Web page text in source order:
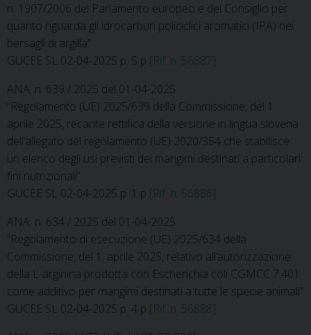
n. 1907/2006 del Parlamento europeo e del Consiglio per
quanto riguarda gli idrocarburi policiclici aromatici (IPA) nei
bersagli di argilla”
GUCEE SL 02-04-2025 p. 5 p [Rif. n. 56887]
ANA. n. 639 / 2025 del 01-04-2025
“Regolamento (UE) 2025/639 della Commissione, del 1.
aprile 2025, recante rettifica della versione in lingua slovena
dell’allegato del regolamento (UE) 2020/354 che stabilisce
un elenco degli usi previsti dei mangimi destinati a particolari
fini nutrizionali”
GUCEE SL 02-04-2025 p. 1 p [Rif. n. 56886]
ANA. n. 634 / 2025 del 01-04-2025
“Regolamento di esecuzione (UE) 2025/634 della
Commissione, del 1. aprile 2025, relativo all’autorizzazione
della L-arginina prodotta con Escherichia coli CGMCC 7.401
come additivo per mangimi destinati a tutte le specie animali”
GUCEE SL 02-04-2025 p. 4 p [Rif. n. 56888]